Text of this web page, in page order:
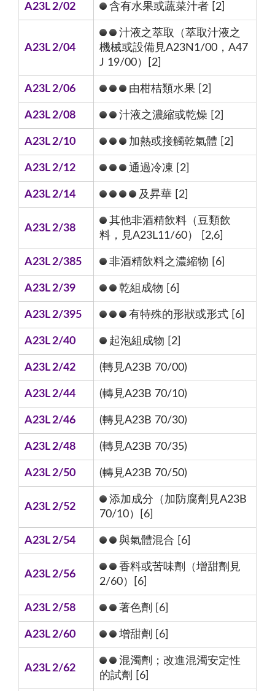
A23L 2/02 含有水果或蔬菜汁者 [2]
A23L 2/04
汁液之萃取（萃取汁液之
機械或設備見A23N1/00，A47
J 19/00）[2]
A23L 2/06 由柑桔類水果 [2]
A23L 2/08 汁液之濃縮或乾燥 [2]
A23L 2/10 加熱或接觸乾氣體 [2]
A23L 2/12 通過冷凍 [2]
A23L 2/14 及昇華 [2]
A23L 2/38
其他非酒精飲料（豆類飲
料，見A23L11/60） [2,6]
A23L 2/385 非酒精飲料之濃縮物 [6]
A23L 2/39 乾組成物 [6]
A23L 2/395 有特殊的形狀或形式 [6]
A23L 2/40 起泡組成物 [2]
A23L 2/42 (轉見A23B 70/00)
A23L 2/44 (轉見A23B 70/10)
A23L 2/46 (轉見A23B 70/30)
A23L 2/48 (轉見A23B 70/35)
A23L 2/50 (轉見A23B 70/50)
A23L 2/52
添加成分（加防腐劑見A23B
70/10）[6]
A23L 2/54 與氣體混合 [6]
A23L 2/56
香料或苦味劑（增甜劑見
2/60）[6]
A23L 2/58 著色劑 [6]
A23L 2/60 增甜劑 [6]
A23L 2/62
混濁劑；改進混濁安定性
的試劑 [6]